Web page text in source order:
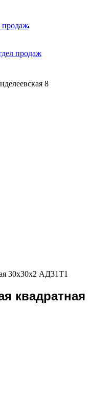
продаж
продаж
8
30х30х2 АД31Т1
квадратная